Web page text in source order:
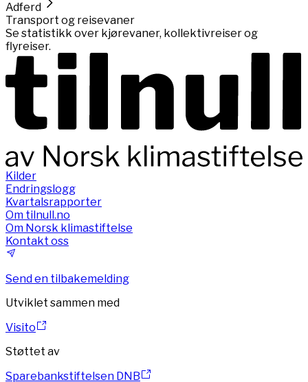
Adferd
Transport og reisevaner
Se statistikk over kjørevaner, kollektivreiser og
flyreiser.
Kilder
Endringslogg
Kvartalsrapporter
Om tilnull.no
Om Norsk klimastiftelse
Kontakt oss
Send en tilbakemelding
Utviklet sammen med
Visito
Støttet av
Sparebankstiftelsen DNB